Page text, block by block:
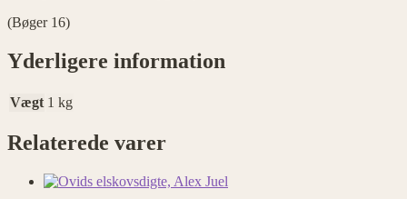
(Bøger 16)
Yderligere information
Vægt 1 kg
Relaterede varer